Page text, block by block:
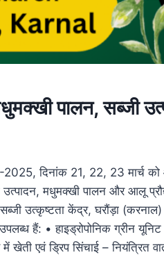
पालन, सब्जी
2025, दिनांक 21, 22, 23 मार्च
उत्पादन, मधुमक्खी पालन और आलू
उत्कृष्टता केंद्र, घरौंड़ा
हैं: • हाइड्रोपोनिक ग्रीन
एवं ड्रिप सिंचाई – नियंत्रित